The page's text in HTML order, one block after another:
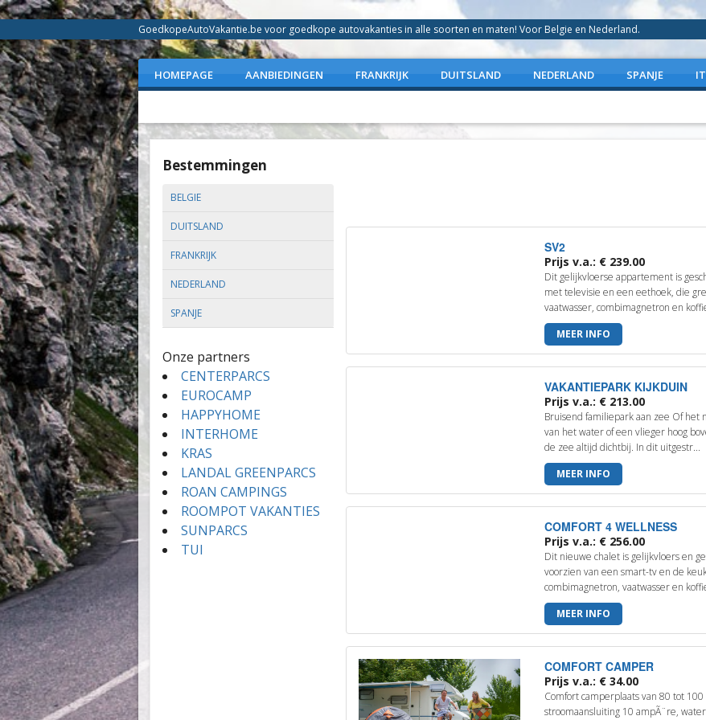
GoedkopeAutoVakantie.be voor goedkope autovakanties in alle soorten en maten! Voor Belgie en Nederland.
HOMEPAGE AANBIEDINGEN FRANKRIJK DUITSLAND NEDERLAND SPANJE
Bestemmingen
BELGIE
DUITSLAND
FRANKRIJK
NEDERLAND
SPANJE
Onze partners
CENTERPARCS
EUROCAMP
HAPPYHOME
INTERHOME
KRAS
LANDAL GREENPARCS
ROAN CAMPINGS
ROOMPOT VAKANTIES
SUNPARCS
TUI
SV2
Prijs v.a.: € 239.00
Dit gelijkvloerse appartement is
met televisie en een eethoek, die
vaatwasser, combimagnetron en
MEER INFO
VAKANTIEPARK KIJKDUIN
Prijs v.a.: € 213.00
Bruisend familiepark aan zee Of
van het water of een vlieger hoog
de zee altijd dichtbij. In dit uitgestr...
MEER INFO
COMFORT 4 WELLNESS
Prijs v.a.: € 256.00
Dit nieuwe chalet is gelijkvloers en
voorzien van een smart-tv en de
combimagnetron, vaatwasser en
MEER INFO
COMFORT CAMPER
Prijs v.a.: € 34.00
Comfort camperplaats van 80 tot
stroomaansluiting 10 ampÃ¨re,